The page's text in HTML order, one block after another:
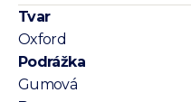
Tvar
Oxford
Podrážka
Gumová